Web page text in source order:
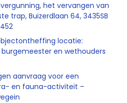
het vervangen van
trap, Buizerdlaan 64, 3435SB
objectontheffing locatie:
en wethouders
aanvraag voor een
en fauna-activiteit –